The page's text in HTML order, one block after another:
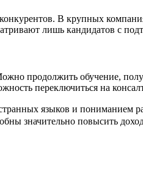
В крупных
лишь кандидатов с
продолжить обучение,
переключиться на
языков и пониманием
значительно повысить